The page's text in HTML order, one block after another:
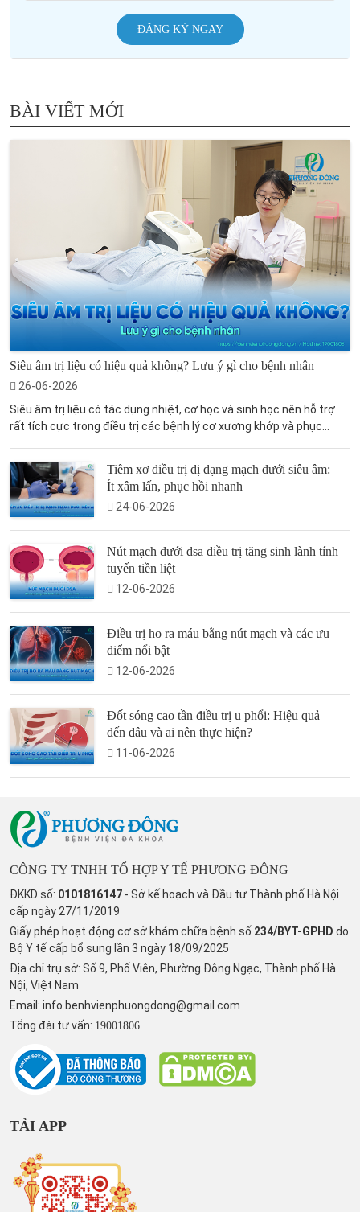
ĐĂNG KÝ NGAY
BÀI VIẾT MỚI
Siêu âm trị liệu có hiệu quả không? Lưu ý gì cho bệnh nhân
26-06-2026
Siêu âm trị liệu có tác dụng nhiệt, cơ học và sinh học nên hỗ trợ
rất tích cực trong điều trị các bệnh lý cơ xương khớp và phục...
Tiêm xơ điều trị dị dạng mạch dưới siêu âm:
Ít xâm lấn, phục hồi nhanh
24-06-2026
Nút mạch dưới dsa điều trị tăng sinh lành tính
tuyến tiền liệt
12-06-2026
Điều trị ho ra máu bằng nút mạch và các ưu
điểm nổi bật
12-06-2026
Đốt sóng cao tần điều trị u phổi: Hiệu quả
đến đâu và ai nên thực hiện?
11-06-2026
CÔNG TY TNHH TỔ HỢP Y TẾ PHƯƠNG ĐÔNG
ĐKKD số: 0101816147 - Sở kế hoạch và Đầu tư Thành phố Hà Nội
cấp ngày 27/11/2019
Giấy phép hoạt động cơ sở khám chữa bệnh số 234/BYT-GPHD do
Bộ Y tế cấp bổ sung lần 3 ngày 18/09/2025
Địa chỉ trụ sở: Số 9, Phố Viên, Phường Đông Ngạc, Thành phố Hà
Nội, Việt Nam
Email: info.benhvienphuongdong@gmail.com
Tổng đài tư vấn: 19001806
TẢI APP